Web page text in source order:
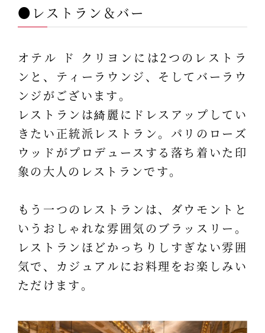
●レストラン＆バー
オテル ド クリヨンには2つのレストラ
ンと、ティーラウンジ、そしてバーラウ
ンジがございます。
レストランは綺麗にドレスアップしてい
きたい正統派レストラン。パリのローズ
ウッドがプロデュースする落ち着いた印
象の大人のレストランです。
もう一つのレストランは、ダウモントと
いうおしゃれな雰囲気のブラッスリー。
レストランほどかっちりしすぎない雰囲
気で、カジュアルにお料理をお楽しみい
ただけます。